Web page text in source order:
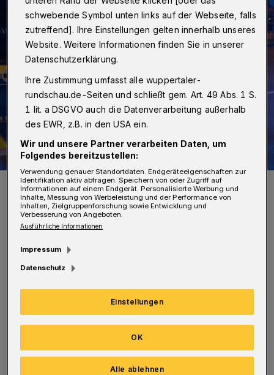
Symbolfoto.
Foto: Christoph Petersen
D ie EInsatzkräfte verzeichneten dabei
unter anderem 31 Ruhestörungen, zwölf
Körperverletzungen und elf
Sachbeschädigungen. In 13 Fällen ging es um
den „unsachgemäßen Umgang mit Böllern“.
Dabei wurde Pyrotechnik auf Personen oder
schwebende Symbol unten links auf der Webseite, falls
zutreffend]. Ihre Einstellungen gelten innerhalb unseres
Website. Weitere Informationen finden Sie in unserer
Datenschutzerklärung.
Ihre Zustimmung umfasst alle wuppertaler-
rundschau.de-Seiten und schließt gem. Art. 49 Abs. 1 S.
1 lit. a DSGVO auch die Datenverarbeitung außerhalb
des EWR, z.B. in den USA ein.
Wir und unsere Partner verarbeiten Daten, um
Folgendes bereitzustellen:
Verwendung genauer Standortdaten. Endgeräteeigenschaften zur
Identifikation aktiv abfragen. Speichern von oder Zugriff auf
Informationen auf einem Endgerät. Personalisierte Werbung und
Inhalte, Messung von Werbeleistung und der Performance von
Inhalten, Zielgruppenforschung sowie Entwicklung und
Verbesserung von Angeboten.
Ausführliche Informationen
Impressum
Datenschutz
Einstellungen
Alle ablehnen
OK